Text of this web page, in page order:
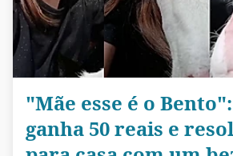
"Mãe esse é o
ganha 50 reais e